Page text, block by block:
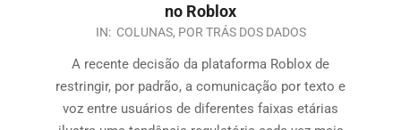
no Roblox
IN: COLUNAS, POR TRÁS DOS DADOS
A recente decisão da plataforma Roblox de
restringir, por padrão, a comunicação por texto e
voz entre usuários de diferentes faixas etárias